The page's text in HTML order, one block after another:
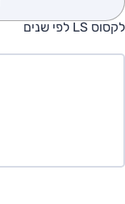
לקסוס LS לפי שנים